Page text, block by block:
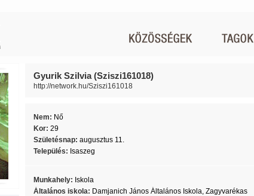
Gyurik Szilvia (Sziszi161018)
http://network.hu/Sziszi161018
Nem: Nő
Kor: 29
Születésnap: augusztus 11.
Település: Isaszeg
Munkahely: Iskola
Általános iskola: Damjanich János Általános Iskola, Zagyvarékas